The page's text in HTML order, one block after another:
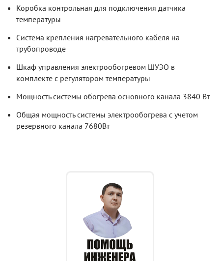
Коробка контрольная для подключения датчика
температуры
Система крепления нагревательного кабеля на
трубопроводе
Шкаф управления электрообогревом ШУЭО в
комплекте с регулятором температуры
Мощность системы обогрева основного канала 3840 Вт
Общая мощность системы электрообогрева с учетом
резервного канала 7680Вт